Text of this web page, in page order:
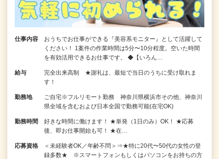
仕事内容
おうちでお仕事ができる『美容系モニター』として活躍して
ください！ 1案件の作業時間は5分〜10分程度。空いた時間
を有効活用できるお仕事です。 ◆【いろん…
給与
完全出来高制 ★謝礼は、最短で当日のうちに受け取れま
す！
勤務地
ご自宅※フルリモート勤務 神奈川県横浜市その他、神奈川
県全域を含むおよび日本全国で勤務可能(在宅OK)
勤務時間
好きな時間に働けます！ ★単発（1日のみ）OK！ ★応募
後、即お仕事開始も可！ ★在…
応募資格
＜未経験者OK／年齢不問＞⇒★特に20代〜50代の女性の登
録多数★ ※スマートフォンもしくはパソコンをお持ちの方